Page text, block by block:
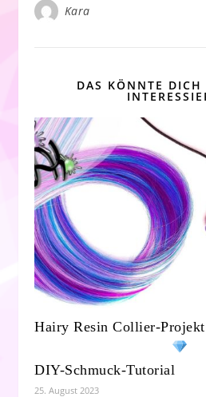
Kara
DAS KÖNNTE DICH
Hairy Resin Collier-Projekt
DIY-Schmuck-Tutorial
25. August 2023